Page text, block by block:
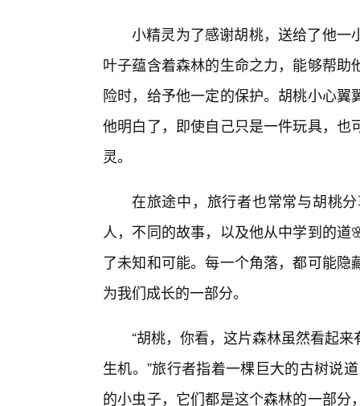
小精灵为了感谢胡桃，送给了他一
叶子蕴含着森林的生命之力，能够帮
险时，给予他一定的保护。胡桃小心
他明白了，即使自己只是一件玩具，
灵。
在旅途中，旅行者也常常与胡桃
人，不同的故事，以及他从中学到的
了未知和可能。每一个角落，都可能
为我们成长的一部分。
“胡桃，你看，这片森林虽然看起
生机。”旅行者指着一棵巨大的古树说
的小虫子，它们都是这个森林的一部